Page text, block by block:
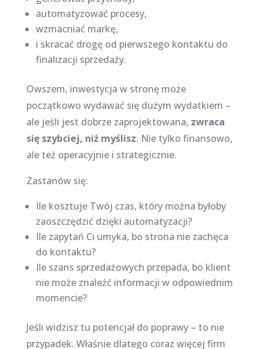
automatyzować procesy,
wzmacniać markę,
i skracać drogę od pierwszego kontaktu do
finalizacji sprzedaży.
Owszem, inwestycja w stronę może
początkowo wydawać się dużym wydatkiem –
ale jeśli jest dobrze zaprojektowana, zwraca
się szybciej, niż myślisz. Nie tylko finansowo,
ale też operacyjnie i strategicznie.
Zastanów się:
Ile kosztuje Twój czas, który można byłoby
zaoszczędzić dzięki automatyzacji?
Ile zapytań Ci umyka, bo strona nie zachęca
do kontaktu?
Ile szans sprzedażowych przepada, bo klient
nie może znaleźć informacji w odpowiednim
momencie?
Jeśli widzisz tu potencjał do poprawy – to nie
przypadek. Właśnie dlatego coraz więcej firm